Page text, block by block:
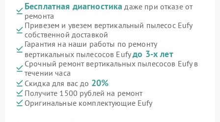
Бесплатная диагностика даже при отказе от
ремонта
Привезем и увезем вертикальный пылесос Eufy
собственной доставкой
Гарантия на наши работы по ремонту
вертикальных пылесосов Eufyдо 3-х лет
Срочный ремонт вертикальных пылесосов Eufy в
течении часа
Скидка для вас до 20%
Получите 1500 рублей на ремонт
Оригинальные комплектующие Eufy